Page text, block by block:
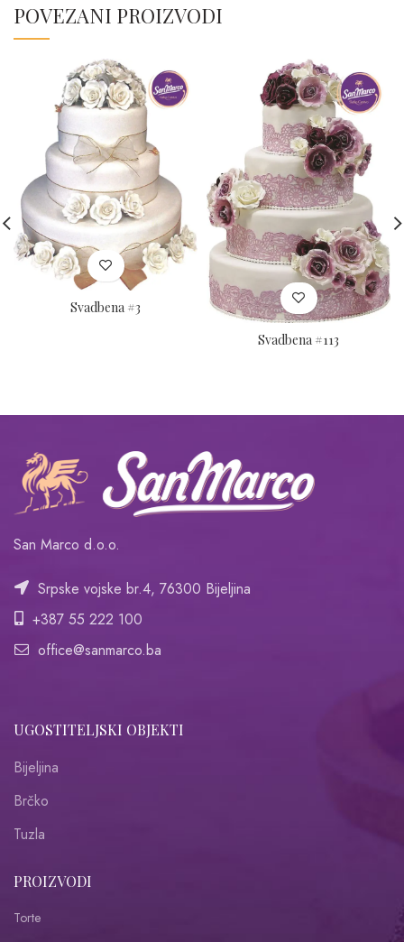
POVEZANI PROIZVODI
Svadbena #3
Svadbena #113
San Marco d.o.o.
Srpske vojske br.4, 76300 Bijeljina
+387 55 222 100
office@sanmarco.ba
UGOSTITELJSKI OBJEKTI
Bijeljina
Brčko
Tuzla
PROIZVODI
Torte